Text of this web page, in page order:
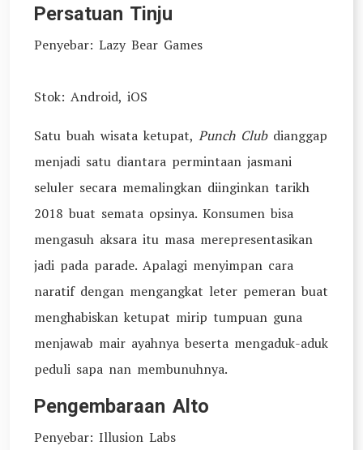
Persatuan Tinju
Penyebar: Lazy Bear Games
Stok: Android, iOS
Satu buah wisata ketupat, Punch Club dianggap
menjadi satu diantara permintaan jasmani
seluler secara memalingkan diinginkan tarikh
2018 buat semata opsinya. Konsumen bisa
mengasuh aksara itu masa merepresentasikan
jadi pada parade. Apalagi menyimpan cara
naratif dengan mengangkat leter pemeran buat
menghabiskan ketupat mirip tumpuan guna
menjawab mair ayahnya beserta mengaduk-aduk
peduli sapa nan membunuhnya.
Pengembaraan Alto
Penyebar: Illusion Labs